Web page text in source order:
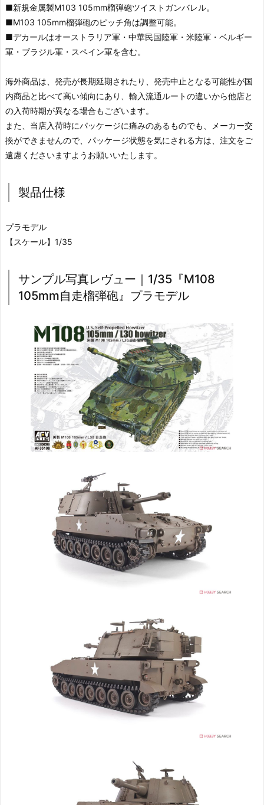
■新規金属製M103 105mm榴弾砲ツイストガンバレル。
■M103 105mm榴弾砲のピッチ角は調整可能。
■デカールはオーストラリア軍・中華民国陸軍・米陸軍・ベルギー
軍・ブラジル軍・スペイン軍を含む。
海外商品は、発売が長期延期されたり、発売中止となる可能性が国
内商品と比べて高い傾向にあり、輸入流通ルートの違いから他店と
の入荷時期が異なる場合もございます。
また、当店入荷時にパッケージに痛みのあるものでも、メーカー交
換ができませんので、パッケージ状態を気にされる方は、注文をご
遠慮くださいますようお願いいたします。
製品仕様
プラモデル
【スケール】1/35
サンプル写真レヴュー｜1/35『M108
105mm自走榴弾砲』プラモデル